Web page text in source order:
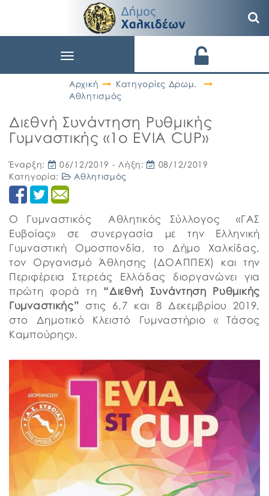
Toggle
Αρχική
Κατηγορίες Δρωμ.
Αθλητισμός
Διεθνή Συνάντηση Ρυθμικής
Γυμναστικής «1o EVIA CUP»
Έναρξη: 06/12/2019 - Λήξη:
08/12/2019
Κατηγορία:
Αθλητισμός
Ο Γυμναστικός Αθλητικός Σύλλογος «ΓΑΣ
Ευβοίας» σε συνεργασία με την Ελληνική
Γυμναστική Ομοσπονδία, το Δήμο Χαλκίδας,
τον Οργανισμό Άθλησης (ΔΟΑΠΠΕΧ) και την
Περιφέρεια Στερεάς Ελλάδας διοργανώνει για
πρώτη φορά τη “Διεθνή Συνάντηση Ρυθμικής
Γυμναστικής” στις 6,7 και 8 Δεκεμβρίου 2019,
στο Δημοτικό Κλειστό Γυμναστήριο « Τάσος
Καμπούρης».